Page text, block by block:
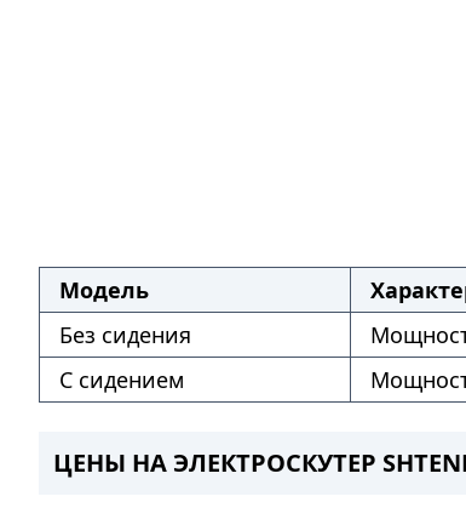
Модель
Без сидения
С сидением
ЦЕНЫ НА ЭЛЕКТРОСКУТЕР